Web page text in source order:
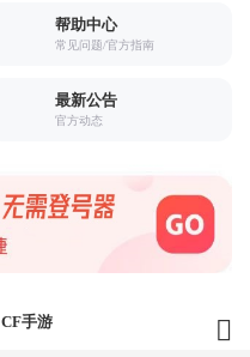
帮助中心
常见问题/官方指南
最新公告
官方动态
CF手游